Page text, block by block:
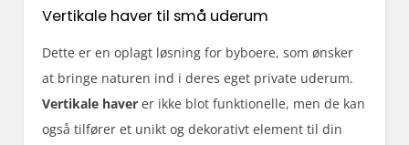
Vertikale haver til små uderum
Dette er en oplagt løsning for byboere, som ønsker
at bringe naturen ind i deres eget private uderum.
Vertikale haver er ikke blot funktionelle, men de kan
også tilfører et unikt og dekorativt element til din